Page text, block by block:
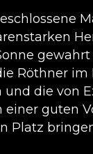
gewahrt
Röthner
die von
einer guten
Platz